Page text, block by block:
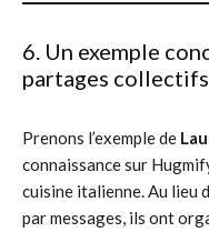
6. Un exemple
partages collectifs
Prenons l’exemple de
connaissance sur
cuisine italienne. Au lieu
par messages, ils ont